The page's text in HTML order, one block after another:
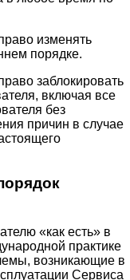
изменять
порядке.
заблокировать
включая все
без
причин в случае
«как есть» в
практике
возникающие в
Сервиса